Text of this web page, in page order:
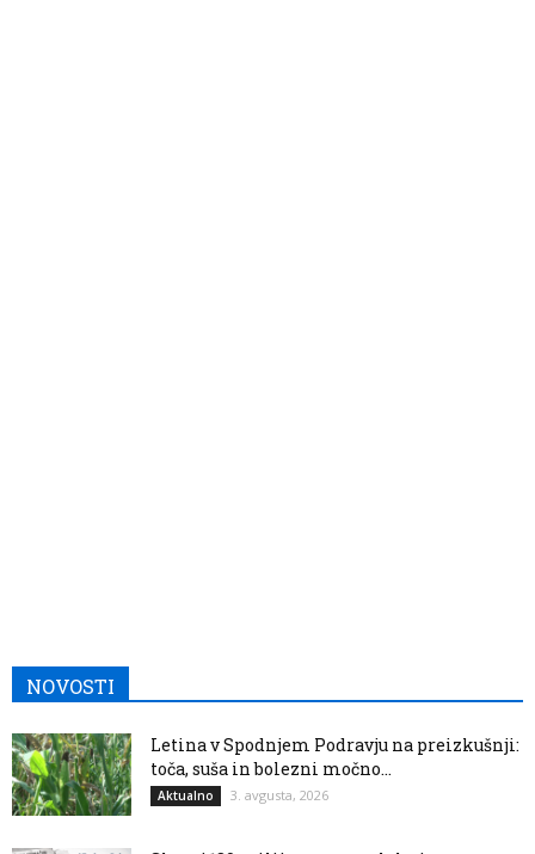
NOVOSTI
Letina v Spodnjem Podravju na preizkušnji:
toča, suša in bolezni močno...
Aktualno 3. avgusta, 2026